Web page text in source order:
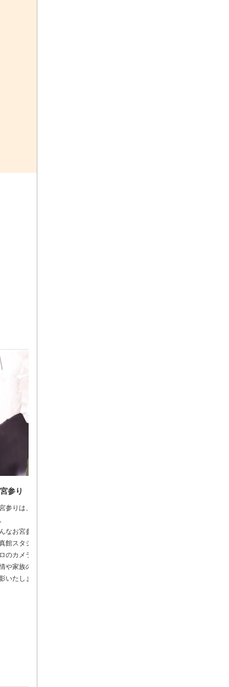
参り
参りは、赤ちゃんにとっても家族にとってもとても大切なイベントで
なお宮参りの思い出を、素敵な写真に残しませんか？
館スタジオピックでは、お宮参り撮影プランをご用意しています。
のカメラマンと専属のコーディネーターが、赤ちゃんのかわいらしい
や家族の温かい雰囲気を引き出し、一生の思い出となる素敵な写真を
いたします。